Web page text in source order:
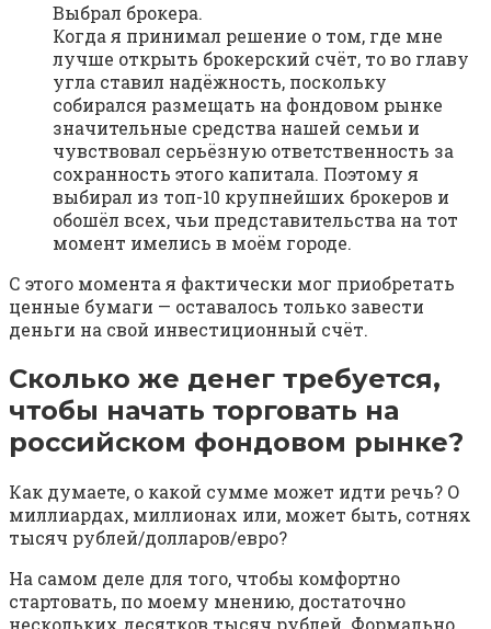
Выбрал брокера.
Когда я принимал решение о том, где мне
лучше открыть брокерский счёт, то во главу
угла ставил надёжность, поскольку
собирался размещать на фондовом рынке
значительные средства нашей семьи и
чувствовал серьёзную ответственность за
сохранность этого капитала. Поэтому я
выбирал из топ-10 крупнейших брокеров и
обошёл всех, чьи представительства на тот
момент имелись в моём городе.
С этого момента я фактически мог приобретать
ценные бумаги — оставалось только завести
деньги на свой инвестиционный счёт.
Сколько же денег требуется,
чтобы начать торговать на
российском фондовом рынке?
Как думаете, о какой сумме может идти речь? О
миллиардах, миллионах или, может быть, сотнях
тысяч рублей/долларов/евро?
На самом деле для того, чтобы комфортно
стартовать, по моему мнению, достаточно
нескольких десятков тысяч рублей. Формально